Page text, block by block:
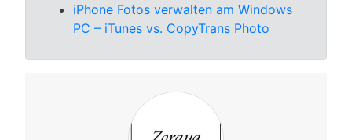
iPhone Fotos verwalten am Windows
PC – iTunes vs. CopyTrans Photo